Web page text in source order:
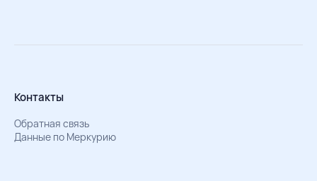
Контакты
Обратная связь
Данные по Меркурию